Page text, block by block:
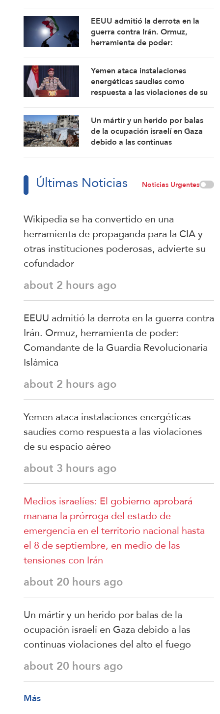
cofundador
EEUU admitió la derrota en la
guerra contra Irán. Ormuz,
herramienta de poder:
Revolucionaria Islámica
Yemen ataca instalaciones
energéticas saudíes como
respuesta a las violaciones de su
Un mártir y un herido por balas
de la ocupación israelí en Gaza
debido a las continuas
Últimas Noticias Noticias Urgentes
Wikipedia se ha convertido en una
herramienta de propaganda para la CIA y
otras instituciones poderosas, advierte su
cofundador
about 2 hours ago
EEUU admitió la derrota en la guerra contra
Irán. Ormuz, herramienta de poder:
Comandante de la Guardia Revolucionaria
Islámica
about 2 hours ago
Yemen ataca instalaciones energéticas
saudíes como respuesta a las violaciones
de su espacio aéreo
about 3 hours ago
Medios israelíes: El gobierno aprobará
mañana la prórroga del estado de
emergencia en el territorio nacional hasta
el 8 de septiembre, en medio de las
tensiones con Irán
about 20 hours ago
Un mártir y un herido por balas de la
ocupación israelí en Gaza debido a las
continuas violaciones del alto el fuego
about 20 hours ago
Más